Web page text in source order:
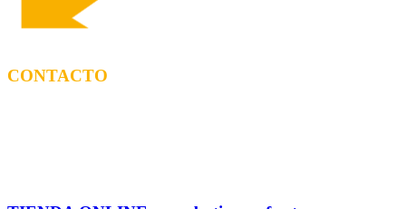
CONTACTO